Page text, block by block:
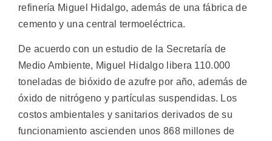
refinería Miguel Hidalgo, además de una fábrica de
cemento y una central termoeléctrica.
De acuerdo con un estudio de la Secretaría de
Medio Ambiente, Miguel Hidalgo libera 110.000
toneladas de bióxido de azufre por año, además de
óxido de nitrógeno y partículas suspendidas. Los
costos ambientales y sanitarios derivados de su
funcionamiento ascienden unos 868 millones de